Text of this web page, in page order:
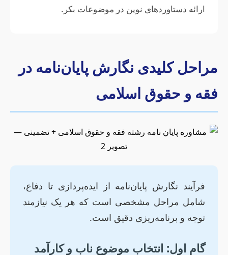
ارائه دستاوردهای نوین در موضوعات بکر.
مراحل کلیدی نگارش پایان‌نامه در
فقه و حقوق اسلامی
فرآیند نگارش پایان‌نامه از ایده‌پردازی تا دفاع،
شامل مراحل مشخصی است که هر یک نیازمند
توجه و برنامه‌ریزی دقیق است.
گام اول: انتخاب موضوع ناب و کارآمد